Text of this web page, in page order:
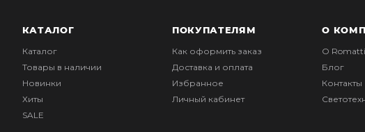
КАТАЛОГ
Каталог
Товары в наличии
Новинки
Хиты
SALE
ПОКУПАТЕЛЯМ
Как оформить заказ
Доставка и оплата
Избранное
Личный кабинет
О
О Romatti
Блог
Контакты